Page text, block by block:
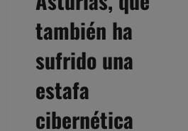
también ha
sufrido una
estafa
cibernética